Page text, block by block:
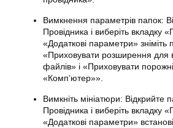
Вимкнення параметрів папок:
Провідника і виберіть вкладку
«Додаткові параметри» зніміть
«Приховувати розширення для
файлів» і «Приховувати
«Комп’ютер»».
Вимкніть мініатюри: Відкрийте
Провідника і виберіть вкладку
«Додаткові параметри»